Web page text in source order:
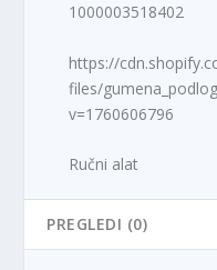
1000003518402
https://
files/
v=1760606796
Ručni alat
PREGLEDI (0)